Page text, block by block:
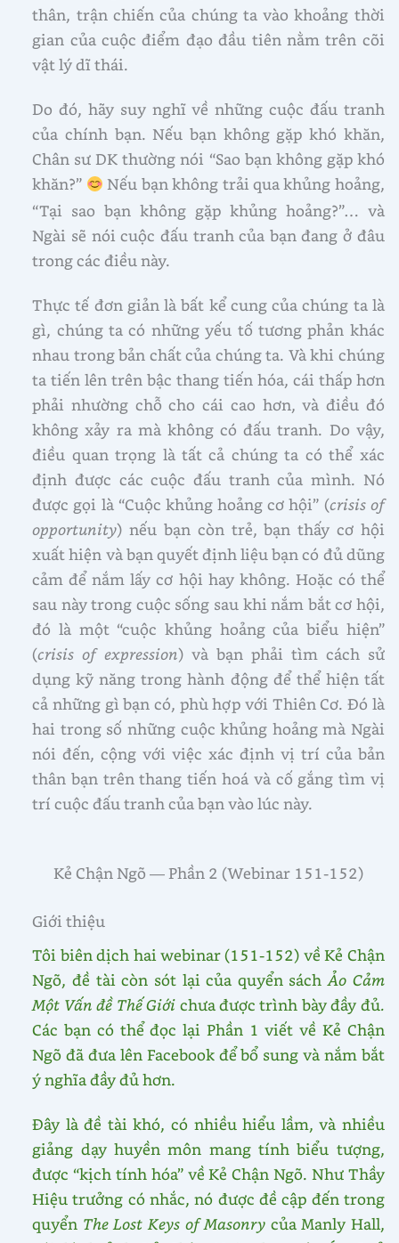
thân, trận chiến của chúng ta vào khoảng thời
gian của cuộc điểm đạo đầu tiên nằm trên cõi
vật lý dĩ thái.
Do đó, hãy suy nghĩ về những cuộc đấu tranh
của chính bạn. Nếu bạn không gặp khó khăn,
Chân sư DK thường nói “Sao bạn không gặp khó
khăn?”
Nếu bạn không trải qua khủng hoảng,
“Tại sao bạn không gặp khủng hoảng?”… và
Ngài sẽ nói cuộc đấu tranh của bạn đang ở đâu
trong các điều này.
Thực tế đơn giản là bất kể cung của chúng ta là
gì, chúng ta có những yếu tố tương phản khác
nhau trong bản chất của chúng ta. Và khi chúng
ta tiến lên trên bậc thang tiến hóa, cái thấp hơn
phải nhường chỗ cho cái cao hơn, và điều đó
không xảy ra mà không có đấu tranh. Do vậy,
điều quan trọng là tất cả chúng ta có thể xác
định được các cuộc đấu tranh của mình. Nó
được gọi là “Cuộc khủng hoảng cơ hội” (crisis of
opportunity) nếu bạn còn trẻ, bạn thấy cơ hội
xuất hiện và bạn quyết định liệu bạn có đủ dũng
cảm để nắm lấy cơ hội hay không. Hoặc có thể
sau này trong cuộc sống sau khi nắm bắt cơ hội,
đó là một “cuộc khủng hoảng của biểu hiện”
(crisis of expression) và bạn phải tìm cách sử
dụng kỹ năng trong hành động để thể hiện tất
cả những gì bạn có, phù hợp với Thiên Cơ. Đó là
hai trong số những cuộc khủng hoảng mà Ngài
nói đến, cộng với việc xác định vị trí của bản
thân bạn trên thang tiến hoá và cố gắng tìm vị
trí cuộc đấu tranh của bạn vào lúc này.
Kẻ Chận Ngõ — Phần 2 (Webinar 151-152)
Giới thiệu
Tôi biên dịch hai webinar (151-152) về Kẻ Chận
Ngõ, đề tài còn sót lại của quyển sáchẢo Cảm
Một Vấn đề Thế Giới chưa được trình bày đầy đủ.
Các bạn có thể đọc lại Phần 1 viết về Kẻ Chận
Ngõ đã đưa lên Facebook để bổ sung và nắm bắt
ý nghĩa đầy đủ hơn.
Đây là đề tài khó, có nhiều hiểu lầm, và nhiều
giảng dạy huyền môn mang tính biểu tượng,
được “kịch tính hóa” về Kẻ Chận Ngõ. Như Thầy
Hiệu trưởng có nhắc, nó được đề cập đến trong
quyển The Lost Keys of Masonry của Manly Hall,